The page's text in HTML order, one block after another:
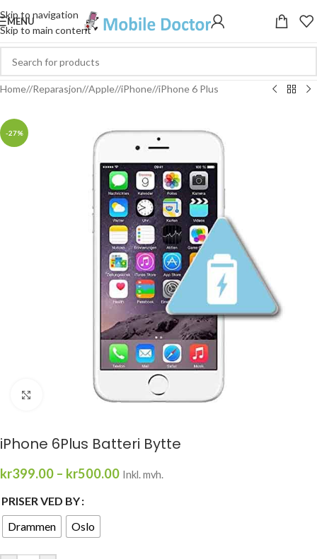
Skip to navigation
Skip to main content
MENU
Home/ Reparasjon/ Apple/ iPhone/ iPhone 6 Plus
-27%
Click to enlarge
iPhone 6Plus Batteri Bytte
kr399.00 – kr500.00 Inkl. mvh.
PRISER VED BY
Drammen
Oslo